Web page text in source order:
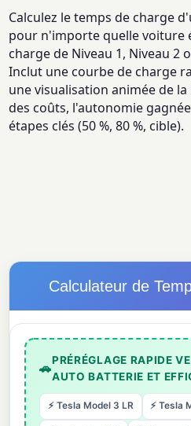
Calculez le temps de charge
pour n'importe quelle voiture
charge de Niveau 1, Niveau 2
Inclut une courbe de charge
une visualisation animée de
des coûts, l'autonomie
étapes clés (50 %, 80 %, cible).
Calculateur de
🚗
PRÉRÉGLAGE RAPIDE
AUTO BATTERIE ET
⚡ Tesla Model 3 LR ⚡ Tesla